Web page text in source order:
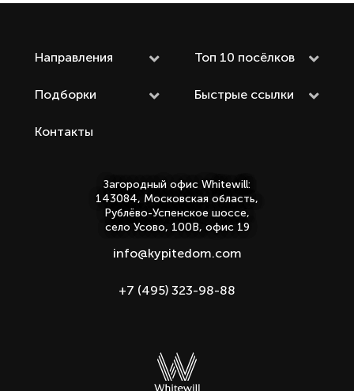
Направления Топ 10 посёлков
Подборки Быстрые ссылки
Контакты
Загородный офис Whitewill:
143084, Московская область,
Рублёво-Успенское шоссе,
село Усово, 100В, офис 19
info@kypitedom.com
+7 (495) 323-98-88